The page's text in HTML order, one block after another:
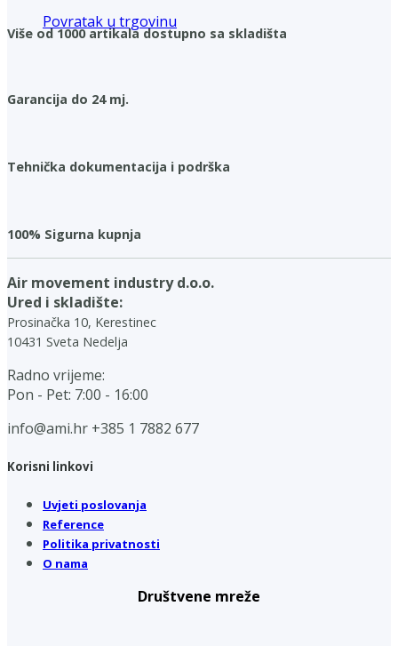
Povratak u trgovinu
Više od 1000 artikala dostupno sa skladišta
Garancija do 24 mj.
Tehnička dokumentacija i podrška
100% Sigurna kupnja
Air movement industry d.o.o.
Ured i skladište:
Prosinačka 10, Kerestinec
10431 Sveta Nedelja
Radno vrijeme:
Pon - Pet: 7:00 - 16:00
info@ami.hr +385 1 7882 677
Korisni linkovi
Uvjeti poslovanja
Reference
Politika privatnosti
O nama
Društvene mreže